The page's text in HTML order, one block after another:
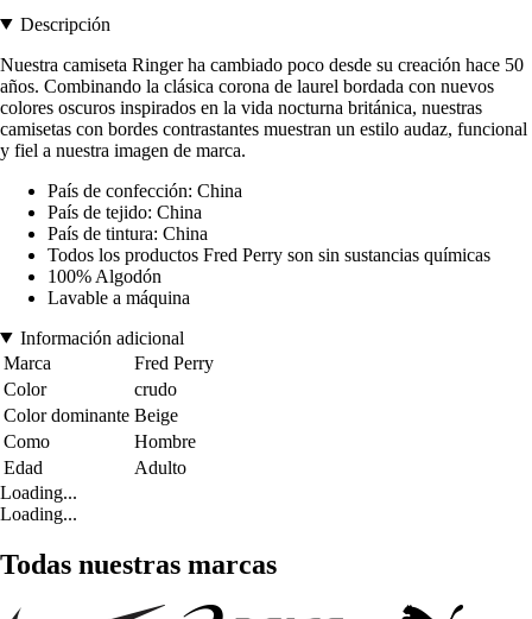
Descripción
Nuestra camiseta Ringer ha cambiado poco desde su creación hace 50
años. Combinando la clásica corona de laurel bordada con nuevos
colores oscuros inspirados en la vida nocturna británica, nuestras
camisetas con bordes contrastantes muestran un estilo audaz, funcional
y fiel a nuestra imagen de marca.
País de confección: China
País de tejido: China
País de tintura: China
Todos los productos Fred Perry son sin sustancias químicas
100% Algodón
Lavable a máquina
Información adicional
Marca
Fred Perry
Color
crudo
Color dominante Beige
Como
Hombre
Edad
Adulto
Loading...
Loading...
Todas nuestras marcas